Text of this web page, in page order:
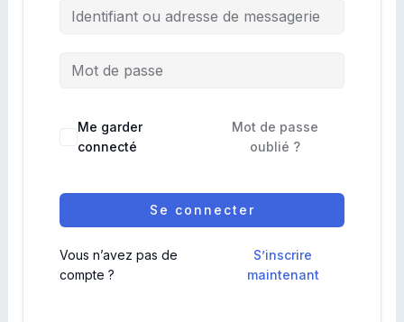
Me garder
connecté
Mot de passe
oublié ?
Se connecter
Vous n’avez pas de
compte ?
S’inscrire
maintenant